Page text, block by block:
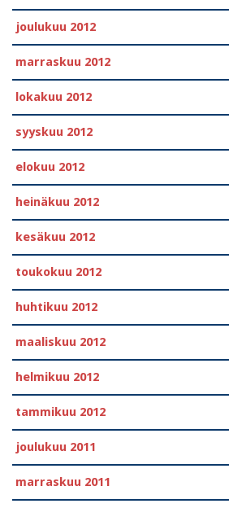
joulukuu 2012
marraskuu 2012
lokakuu 2012
syyskuu 2012
elokuu 2012
heinäkuu 2012
kesäkuu 2012
toukokuu 2012
huhtikuu 2012
maaliskuu 2012
helmikuu 2012
tammikuu 2012
joulukuu 2011
marraskuu 2011